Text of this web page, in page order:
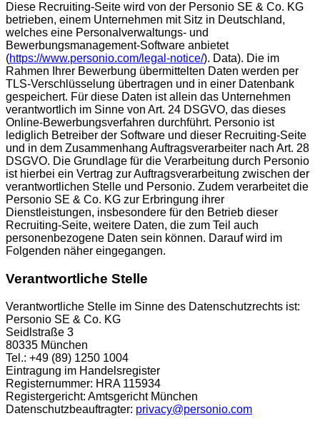
Diese Recruiting-Seite wird von der Personio SE & Co. KG
betrieben, einem Unternehmen mit Sitz in Deutschland,
welches eine Personalverwaltungs- und
Bewerbungsmanagement-Software anbietet
(https://www.personio.com/legal-notice/). Data). Die im
Rahmen Ihrer Bewerbung übermittelten Daten werden per
TLS-Verschlüsselung übertragen und in einer Datenbank
gespeichert. Für diese Daten ist allein das Unternehmen
verantwortlich im Sinne von Art. 24 DSGVO, das dieses
Online-Bewerbungsverfahren durchführt. Personio ist
lediglich Betreiber der Software und dieser Recruiting-Seite
und in dem Zusammenhang Auftragsverarbeiter nach Art. 28
DSGVO. Die Grundlage für die Verarbeitung durch Personio
ist hierbei ein Vertrag zur Auftragsverarbeitung zwischen der
verantwortlichen Stelle und Personio. Zudem verarbeitet die
Personio SE & Co. KG zur Erbringung ihrer
Dienstleistungen, insbesondere für den Betrieb dieser
Recruiting-Seite, weitere Daten, die zum Teil auch
personenbezogene Daten sein können. Darauf wird im
Folgenden näher eingegangen.
Verantwortliche Stelle
Verantwortliche Stelle im Sinne des Datenschutzrechts ist:
Personio SE & Co. KG
Seidlstraße 3
80335 München
Tel.: +49 (89) 1250 1004
Eintragung im Handelsregister
Registernummer: HRA 115934
Registergericht: Amtsgericht München
Datenschutzbeauftragter: privacy@personio.com